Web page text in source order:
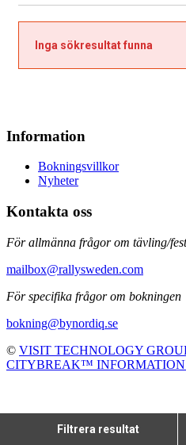
Stäng
Inga sökresultat funna
Filtrera resultat
Information
Bokningsvillkor
Nyheter
Kontakta oss
För allmänna frågor om tävling/
mailbox@rallysweden.com
För specifika frågor om bokningen
bokning@bynordiq.se
© VISIT TECHNOLOGY
CITYBREAK™ INFORMATION